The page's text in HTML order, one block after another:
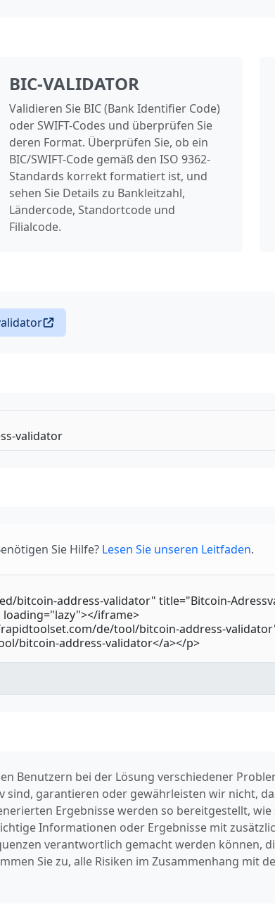
BIC-VALIDATOR
Validieren Sie BIC (Bank Identifier Code)
oder SWIFT-Codes und überprüfen Sie
deren Format. Überprüfen Sie, ob ein
BIC/SWIFT-Code gemäß den ISO 9362-
Standards korrekt formatiert ist, und
sehen Sie Details zu Bankleitzahl,
Ländercode, Standortcode und
Filialcode.
Sie Hilfe? Lesen Sie unseren Leitfaden.
Benutzern bei der Lösung verschiedener
garantieren oder gewährleisten wir nicht,
Ergebnisse werden so bereitgestellt,
Informationen oder Ergebnisse mit
verantwortlich gemacht werden können,
Sie zu, alle Risiken im Zusammenhang mit